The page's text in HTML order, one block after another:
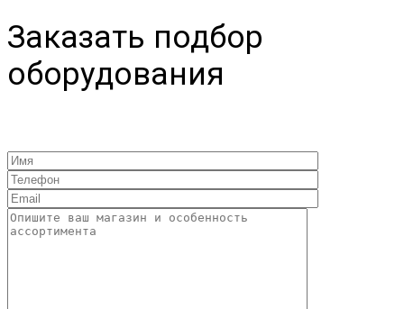
Заказать подбор
оборудования